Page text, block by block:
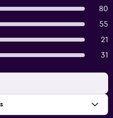
80
55
21
31